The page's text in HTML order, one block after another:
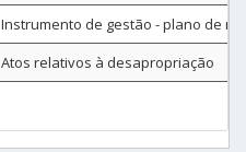
Instrumento de gestão - plano de
Atos relativos à desapropriação